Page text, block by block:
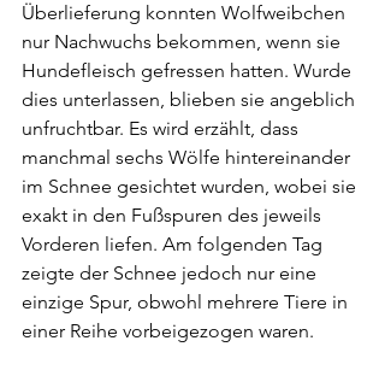
Überlieferung konnten Wolfweibchen
nur Nachwuchs bekommen, wenn sie
Hundefleisch gefressen hatten. Wurde
dies unterlassen, blieben sie angeblich
unfruchtbar. Es wird erzählt, dass
manchmal sechs Wölfe hintereinander
im Schnee gesichtet wurden, wobei sie
exakt in den Fußspuren des jeweils
Vorderen liefen. Am folgenden Tag
zeigte der Schnee jedoch nur eine
einzige Spur, obwohl mehrere Tiere in
einer Reihe vorbeigezogen waren.